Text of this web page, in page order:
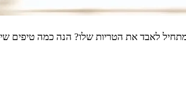
לאבד את הטריות שלו? הנה כמה טיפים